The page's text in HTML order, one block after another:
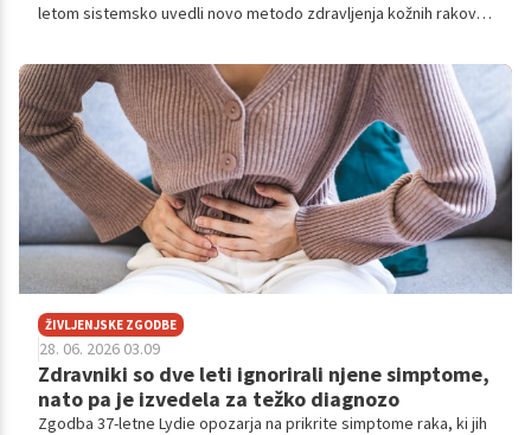
letom sistemsko uvedli novo metodo zdravljenja kožnih rakov,
ŽIVLJENJSKE ZGODBE
28. 06. 2026 03.09
Zdravniki so dve leti ignorirali njene simptome,
nato pa je izvedela za težko diagnozo
Zgodba 37-letne Lydie opozarja na prikrite simptome raka, ki jih